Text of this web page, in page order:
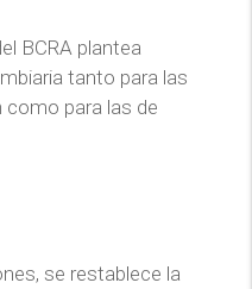
BCRA plantea
tanto para las
para las de
se restablece la